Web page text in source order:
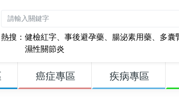
熱搜： 健檢紅字、 事後避孕藥、 腸泌素用藥、 多囊
濕性關節炎
癌症專區 疾病專區